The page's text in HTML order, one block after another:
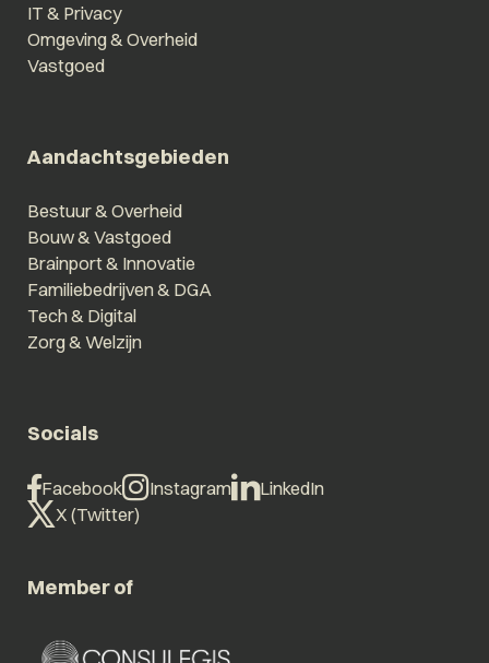
IT & Privacy
Omgeving & Overheid
Vastgoed
Aandachtsgebieden
Bestuur & Overheid
Bouw & Vastgoed
Brainport & Innovatie
Familiebedrijven & DGA
Tech & Digital
Zorg & Welzijn
Socials
Facebook Instagram
LinkedIn
X (Twitter)
Member of